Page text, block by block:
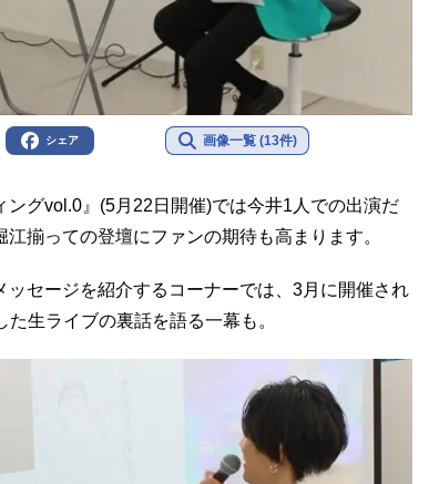
シェア 画像一覧 (13件)
グvol.0』(5月22日開催)では今井1人での出演だ
揃っての登壇にファンの期待も高まります。
セージを紹介するコーナーでは、3月に開催され
生ライブの裏話を語る一幕も。